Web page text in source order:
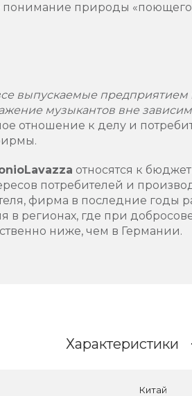
понимание природы
выпускаемые
музыкантов вне
отношение к делу и
Lavazza относятся к
потребителей и
фирма в последние годы
в регионах, где при
ниже, чем в Германии.
Характеристики
Китай